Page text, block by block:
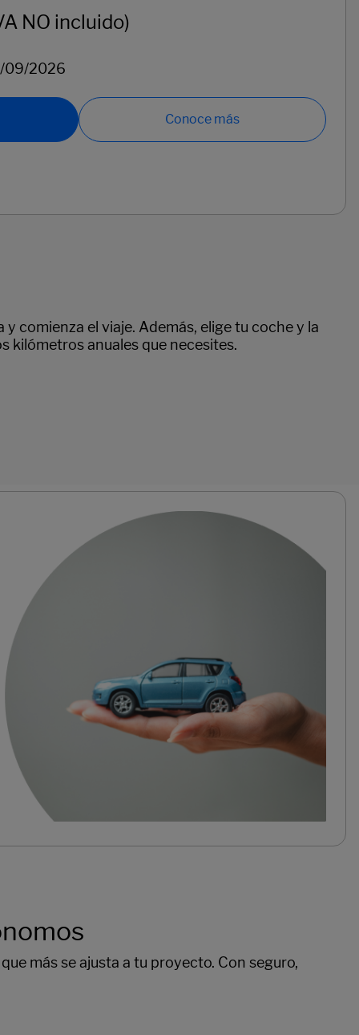
NO incluido)
09/2026
Conoce más
comienza el viaje. Además, elige tu coche y la
kilómetros anuales que necesites.
más se ajusta a tu proyecto. Con seguro,